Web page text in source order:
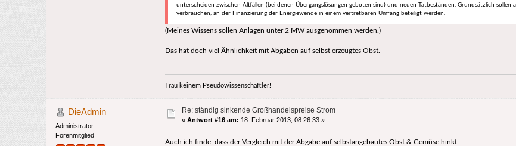
unterscheiden zwischen Altfällen (bei denen Übergangslösungen geboten sind) und neuen Tatbeständen. Grundsätzlich
verbrauchen, an der Finanzierung der Energiewende in einem vertretbaren Umfang beteiligt werden.
(Meines Wissens sollen Anlagen unter 2 MW ausgenommen werden.)
Das hat doch viel Ähnlichkeit mit Abgaben auf selbst erzeugtes Obst.
Trau keinem Pseudowissenschaftler!
DieAdmin
Administrator
Forenmitglied
Re: ständig sinkende Großhandelspreise Strom
«Antwort #16 am: 18. Februar 2013, 08:26:33 »
Auch ich finde, dass der Vergleich mit der Abgabe auf selbstangebautes Obst & Gemüse hinkt.